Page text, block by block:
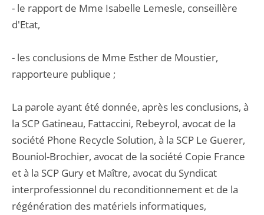
- le rapport de Mme Isabelle Lemesle, conseillère
d'Etat,
- les conclusions de Mme Esther de Moustier,
rapporteure publique ;
La parole ayant été donnée, après les conclusions, à
la SCP Gatineau, Fattaccini, Rebeyrol, avocat de la
société Phone Recycle Solution, à la SCP Le Guerer,
Bouniol-Brochier, avocat de la société Copie France
et à la SCP Gury et Maître, avocat du Syndicat
interprofessionnel du reconditionnement et de la
régénération des matériels informatiques,